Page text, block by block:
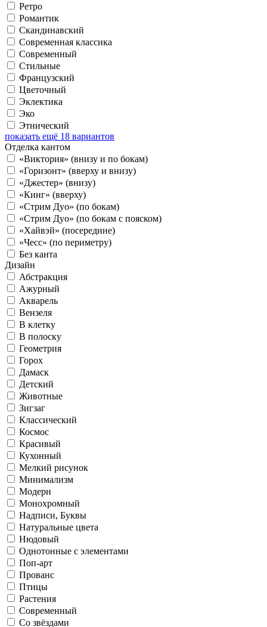
Ретро
Романтик
Скандинавский
Современная классика
Современный
Стильные
Французский
Цветочный
Эклектика
Эко
Этнический
показать ещё 18 вариантов
Отделка кантом
«Виктория» (внизу и по бокам)
«Горизонт» (вверху и внизу)
«Джестер» (внизу)
«Кинг» (вверху)
«Стрим Дуо» (по бокам)
«Стрим Дуо» (по бокам с пояском)
«Хайвэй» (посередине)
«Чесс» (по периметру)
Без канта
Дизайн
Абстракция
Ажурный
Акварель
Вензеля
В клетку
В полоску
Геометрия
Горох
Дамаск
Детский
Животные
Зигзаг
Классический
Космос
Красивый
Кухонный
Мелкий рисунок
Минимализм
Модерн
Монохромный
Надписи, Буквы
Натуральные цвета
Нюдовый
Однотонные с элементами
Поп-арт
Прованс
Птицы
Растения
Современный
Со звёздами